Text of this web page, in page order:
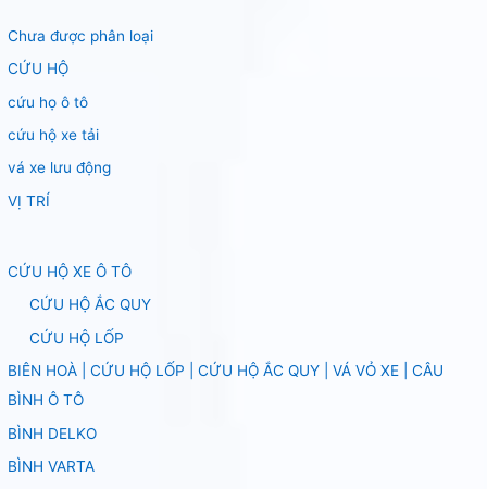
Chưa được phân loại
CỨU HỘ
cứu họ ô tô
cứu hộ xe tải
vá xe lưu động
VỊ TRÍ
CỨU HỘ XE Ô TÔ
CỨU HỘ ẮC QUY
CỨU HỘ LỐP
BIÊN HOÀ | CỨU HỘ LỐP | CỨU HỘ ẮC QUY | VÁ VỎ XE | CÂU
BÌNH Ô TÔ
BÌNH DELKO
BÌNH VARTA